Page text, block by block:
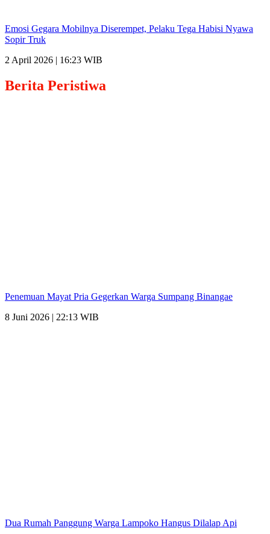
Emosi Gegara Mobilnya Diserempet, Pelaku Tega Habisi Nyawa
Sopir Truk
2 April 2026 | 16:23 WIB
Berita Peristiwa
Penemuan Mayat Pria Gegerkan Warga Sumpang Binangae
8 Juni 2026 | 22:13 WIB
Dua Rumah Panggung Warga Lampoko Hangus Dilalap Api